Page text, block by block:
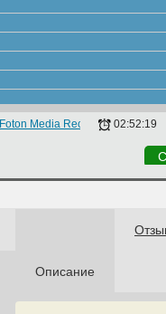
Foton Media Records LTD02:52:19
Описание